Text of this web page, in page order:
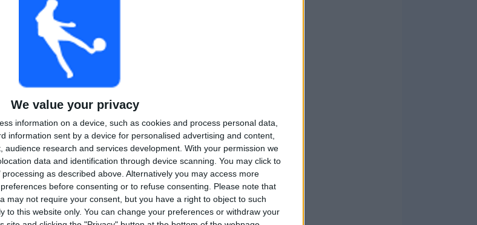
We value your privacy
information on a device, such as cookies and process personal data,
information sent by a device for personalised advertising and content,
research and services development. With your permission we
data and identification through device scanning. You may click to
as described above. Alternatively you may access more
before consenting or to refuse consenting.
Please note that
may not require your consent, but you have a right to object to such
to this website only. You can change your preferences or withdraw your
KAMP
15
KONTINUERLIG
BETALT
MOTSTANDERE
MAKSIMALT
9
VS
TOTALT
1
KONKURRANSER
ETTER KONKURRANSER
83 (100%)
rangering